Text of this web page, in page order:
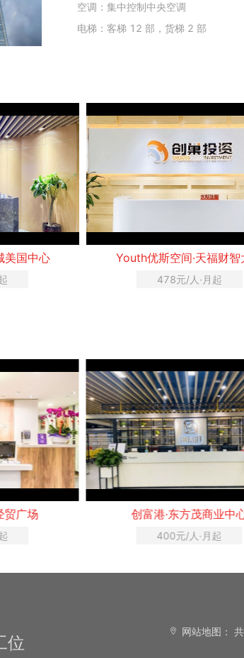
空调：集中控制中央空调
电梯：客梯 12 部，货梯 2 部
美国中心 Youth优斯空间·天福财智
478元/人·月起
中心 创富港·华鸿大厦
375元/人·月起
位
网站地图：